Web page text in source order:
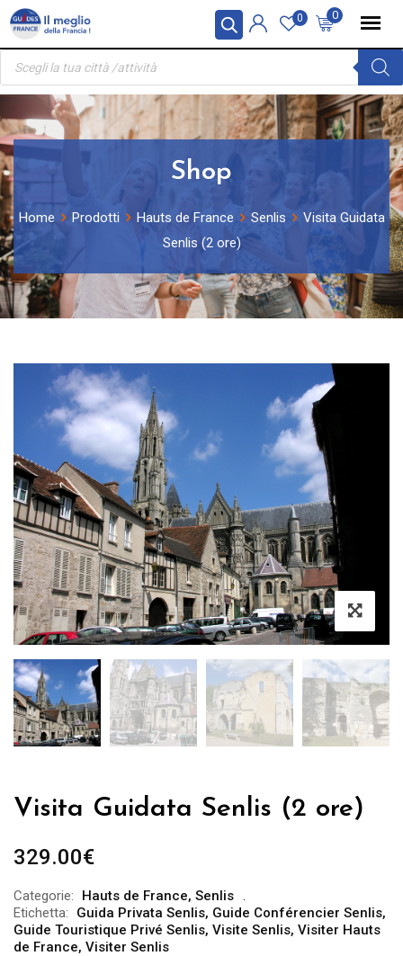
Pannello di gestione dei cookies
Skip
content
0
0
Ricerca
prodotti
Shop
Home Prodotti Hauts de France Senlis
Visita Guidata
Senlis (2 ore)
Visita Guidata Senlis (2 ore)
329.00€
Categorie: Hauts de France, Senlis
Etichetta:
Guida Privata Senlis, Guide Conférencier Senlis,
Guide Touristique Privé Senlis, Visite Senlis, Visiter Hauts
de France, Visiter Senlis